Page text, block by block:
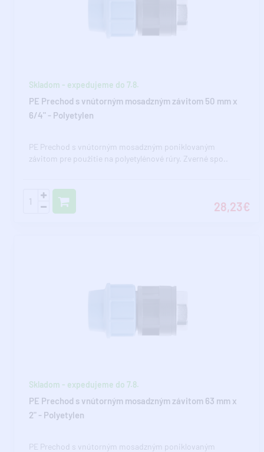
Skladom - expedujeme do 7.8.
PE Prechod s vnútorným mosadzným závitom 50 mm x
6/4" - Polyetylen
PE Prechod s vnútorným mosadzným poniklovaným
závitom pre použitie na polyetylénové rúry. Zverné spo..
28,23€
Skladom - expedujeme do 7.8.
PE Prechod s vnútorným mosadzným závitom 63 mm x
2" - Polyetylen
PE Prechod s vnútorným mosadzným poniklovaným